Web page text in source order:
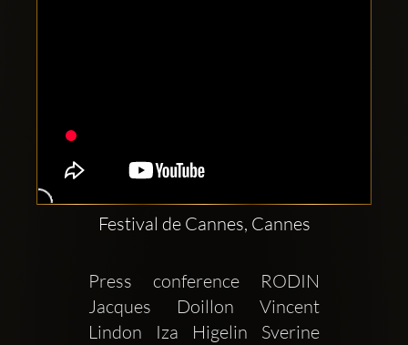
Festival de Cannes, Cannes
Press conference RODIN
Jacques Doillon Vincent
Lindon Iza Higelin Sverine